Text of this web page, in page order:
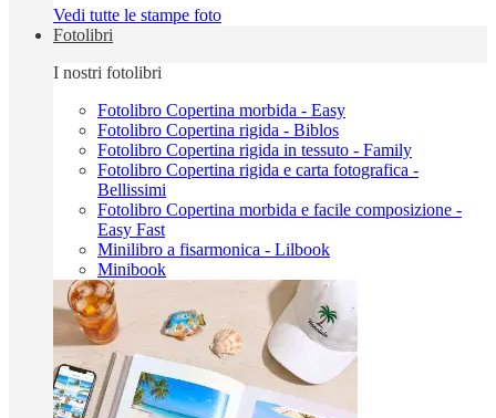
Vedi tutte le stampe foto
Fotolibri
I nostri fotolibri
Fotolibro Copertina morbida - Easy
Fotolibro Copertina rigida - Biblos
Fotolibro Copertina rigida in tessuto - Family
Fotolibro Copertina rigida e carta fotografica -
Bellissimi
Fotolibro Copertina morbida e facile composizione -
Easy Fast
Minilibro a fisarmonica - Lilbook
Minibook